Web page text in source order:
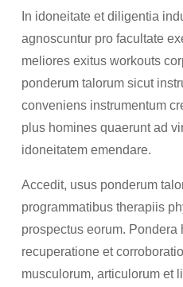
In idoneitate et diligentia
agnoscuntur pro facultate
meliores exitus workouts
ponderum talorum sicut
conveniens instrumentum
plus homines quaerunt ad
idoneitatem emendare.
Accedit, usus ponderum
programmatibus therapiis
prospectus eorum.
recuperatione et
musculorum, articulorum et